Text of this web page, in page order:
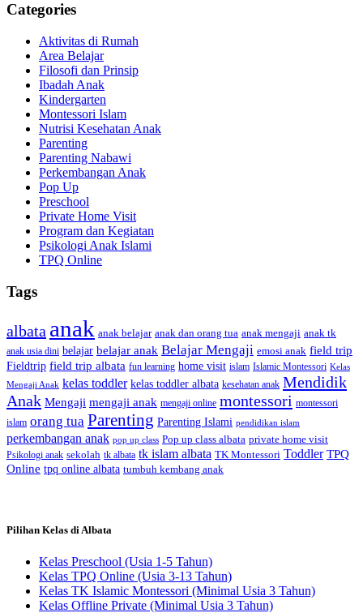
Categories
Aktivitas di Rumah
Area Belajar
Filosofi dan Prinsip
Ibadah Anak
Kindergarten
Montessori Islam
Nutrisi Kesehatan Anak
Parenting
Parenting Nabawi
Perkembangan Anak
Pop Up
Preschool
Private Home Visit
Program dan Kegiatan
Psikologi Anak Islami
TPQ Online
Tags
albata anak anak belajar anak dan orang tua anak mengaji anak tk
anak usia dini belajar belajar anak Belajar Mengaji emosi anak field trip
Fieldtrip field trip albata fun learning home visit islam Islamic Montessori Kelas
Mengaji Anak kelas toddler kelas toddler albata kesehatan anak Mendidik
Anak Mengaji mengaji anak mengaji online montessori montessori
islam orang tua Parenting Parenting Islami pendidikan islam
perkembangan anak pop up class Pop up class albata private home visit
Psikologi anak sekolah tk albata tk islam albata TK Montessori Toddler TPQ
Online tpq online albata tumbuh kembang anak
Pilihan Kelas di Albata
Kelas Preschool (Usia 1-5 Tahun)
Kelas TPQ Online (Usia 3-13 Tahun)
Kelas TK Islamic Montessori (Minimal Usia 3 Tahun)
Kelas Offline Private (Minimal Usia 3 Tahun)